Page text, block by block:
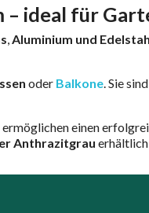
– ideal für
,Aluminium und
oder Balkone. Sie
einen
Anthrazitgrau